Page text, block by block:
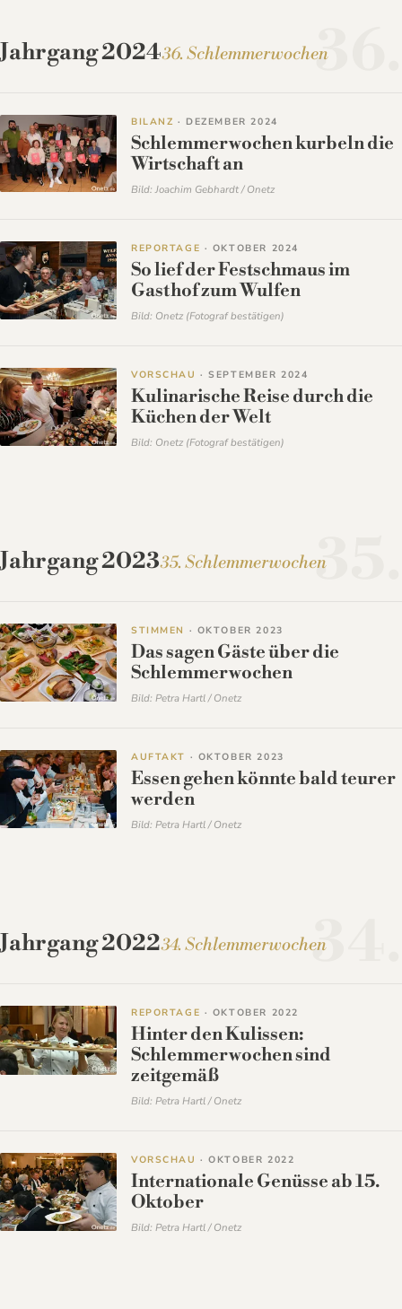
36.
Jahrgang 202436. Schlemmerwochen
BILANZ · DEZEMBER 2024
Schlemmerwochen kurbeln die
Wirtschaft an
Bild: Joachim Gebhardt / Onetz
REPORTAGE · OKTOBER 2024
So lief der Festschmaus im
Gasthof zum Wulfen
Bild: Onetz (Fotograf bestätigen)
VORSCHAU · SEPTEMBER 2024
Kulinarische Reise durch die
Küchen der Welt
Bild: Onetz (Fotograf bestätigen)
35.
Jahrgang 202335. Schlemmerwochen
STIMMEN · OKTOBER 2023
Das sagen Gäste über die
Schlemmerwochen
Bild: Petra Hartl / Onetz
AUFTAKT · OKTOBER 2023
Essen gehen könnte bald teurer
werden
Bild: Petra Hartl / Onetz
34.
Jahrgang 202234. Schlemmerwochen
REPORTAGE · OKTOBER 2022
Hinter den Kulissen:
Schlemmerwochen sind
zeitgemäß
Bild: Petra Hartl / Onetz
VORSCHAU · OKTOBER 2022
Internationale Genüsse ab 15.
Oktober
Bild: Petra Hartl / Onetz